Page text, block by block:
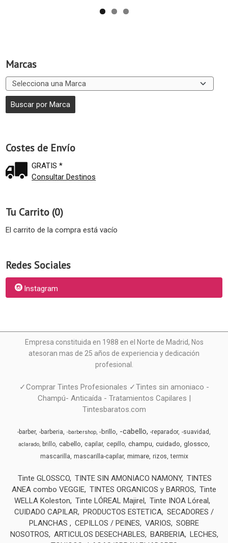
Marcas
Costes de Envío
GRATIS *
Consultar Destinos
Tu Carrito (0)
El carrito de la compra está vacío
Redes Sociales
Instagram
Empresa constituida en 1988 en el Norte de Madrid, Nos
atesoran mas de 25 años de experiencia y dedicación
profesional.
✓Comprar Tintes Profesionales ✓Tintes sin amoniaco -
Champú- Anticaída - Tratamientos Capilares |
Tintesbaratos.com
-barber -barberia -barbershop -brillo -cabello -reparador -suavidad
aclarado brillo cabello capilar cepillo champu cuidado glossco
mascarilla mascarilla-capilar mimare rizos termix
Tinte GLOSSCO TINTE SIN AMONIACO NAMONY TINTES
ANEA combo VEGGIE TINTES ORGANICOS y BARROS
Tinte
WELLA Koleston
Tinte LÓREAL Majirel
Tinte INOA Lóreal
CUIDADO CAPILAR PRODUCTOS ESTETICA SECADORES /
PLANCHAS
CEPILLOS / PEINES VARIOS
SOBRE
NOSOTROS
ARTICULOS DESECHABLES BARBERIA LECHES,